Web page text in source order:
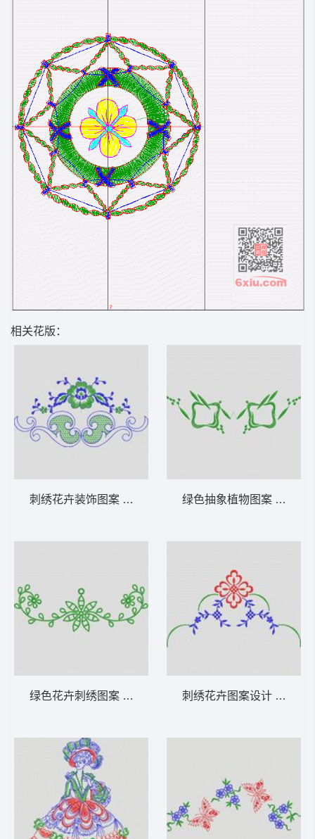
相关花版：
刺绣花卉装饰图案 植物花型
绿色花卉刺绣图案 植物花型
绿色抽象植物图案 植物花
刺绣花卉图案设计 植物花